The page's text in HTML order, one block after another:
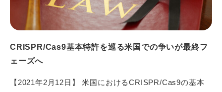
CRISPR/Cas9基本特許を巡る米国での争いが最終フ
ェーズへ
【2021年2月12日】 米国におけるCRISPR/Cas9の基本